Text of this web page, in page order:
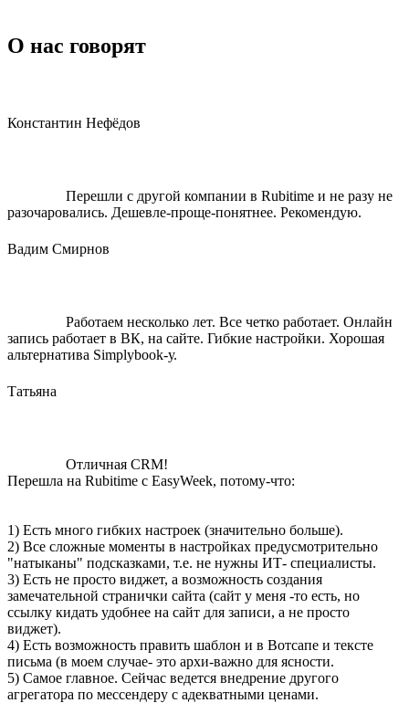
О нас говорят
Константин Нефёдов
Перешли с другой компании в Rubitime и не разу не
разочаровались. Дешевле-проще-понятнее. Рекомендую.
Вадим Смирнов
Работаем несколько лет. Все четко работает. Онлайн
запись работает в ВК, на сайте. Гибкие настройки. Хорошая
альтернатива Simplybook-у.
Татьяна
Отличная CRM!
Перешла на Rubitime с EasyWeek, потому-что:
1) Есть много гибких настроек (значительно больше).
2) Все сложные моменты в настройках предусмотрительно
"натыканы" подсказками, т.е. не нужны ИТ- специалисты.
3) Есть не просто виджет, а возможность создания
замечательной странички сайта (сайт у меня -то есть, но
ссылку кидать удобнее на сайт для записи, а не просто
виджет).
4) Есть возможность править шаблон и в Вотсапе и тексте
письма (в моем случае- это архи-важно для ясности.
5) Самое главное. Сейчас ведется внедрение другого
агрегатора по мессендеру с адекватными ценами.